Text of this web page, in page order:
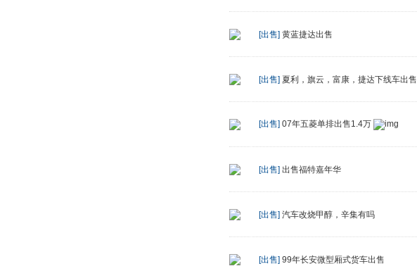
[出售] 黄蓝捷达出售
[出售] 夏利，旗云，富康，捷达下线车出售
[出售] 07年五菱单排出售1.4万
[出售] 出售福特嘉年华
[出售] 汽车改烧甲醇，辛集有吗
[出售] 99年长安微型厢式货车出售